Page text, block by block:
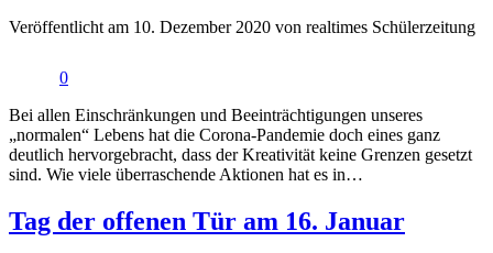
Veröffentlicht am 10. Dezember 2020 von realtimes Schülerzeitung
0
Bei allen Einschränkungen und Beeinträchtigungen unseres
„normalen“ Lebens hat die Corona-Pandemie doch eines ganz
deutlich hervorgebracht, dass der Kreativität keine Grenzen gesetzt
sind. Wie viele überraschende Aktionen hat es in…
Tag der offenen Tür am 16. Januar